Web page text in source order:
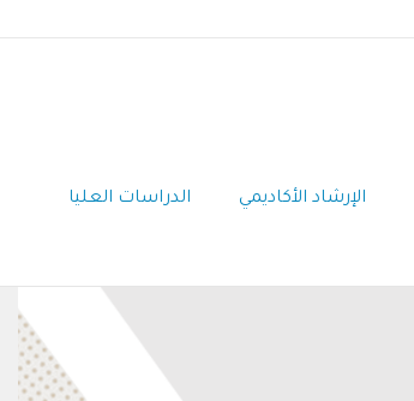
الإرشاد الأكاديمي الدراسات العليا